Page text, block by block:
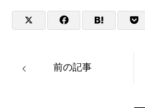
前の記事